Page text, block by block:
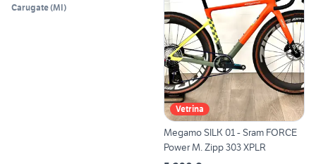
Carugate(MI)
Vetrina
Megamo SILK 01 - Sram FORCE
Power M. Zipp 303 XPLR